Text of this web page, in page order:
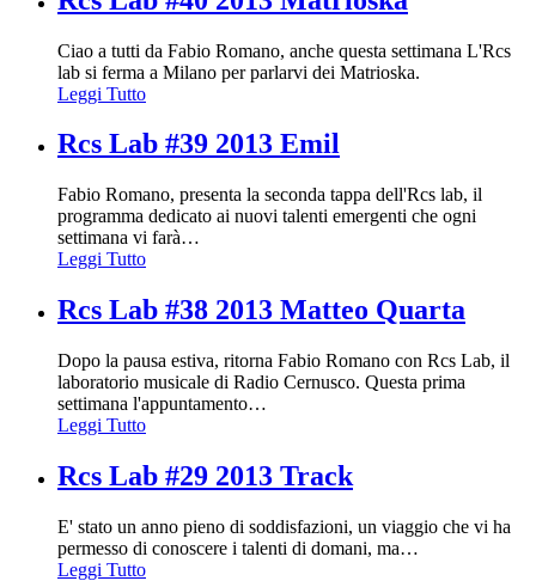
Ciao a tutti da Fabio Romano, anche questa settimana L'Rcs
lab si ferma a Milano per parlarvi dei Matrioska.
Leggi Tutto
Rcs Lab #39 2013 Emil
Fabio Romano, presenta la seconda tappa dell'Rcs lab, il
programma dedicato ai nuovi talenti emergenti che ogni
settimana vi farà…
Leggi Tutto
Rcs Lab #38 2013 Matteo Quarta
Dopo la pausa estiva, ritorna Fabio Romano con Rcs Lab, il
laboratorio musicale di Radio Cernusco. Questa prima
settimana l'appuntamento…
Leggi Tutto
Rcs Lab #29 2013 Track
E' stato un anno pieno di soddisfazioni, un viaggio che vi ha
permesso di conoscere i talenti di domani, ma…
Leggi Tutto